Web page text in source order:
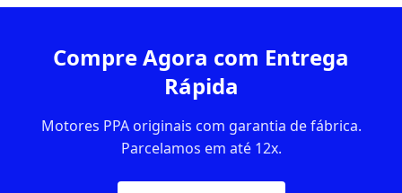
Compre Agora com Entrega
Rápida
Motores PPA originais com garantia de fábrica.
Parcelamos em até 12x.